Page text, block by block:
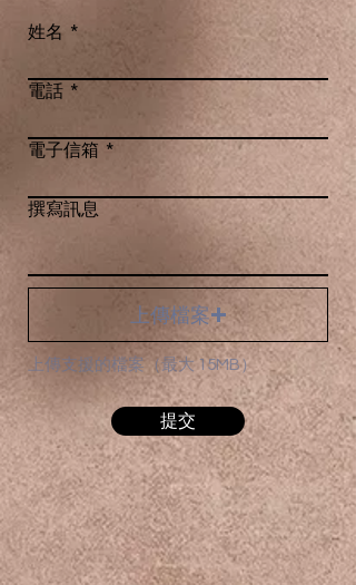
姓名
電話
電子信箱
撰寫訊息
上傳檔案
上傳支援的檔案（最大 15MB）
提交